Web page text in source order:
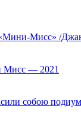
«Мини-Мисс» /
Мисс — 2021
собою